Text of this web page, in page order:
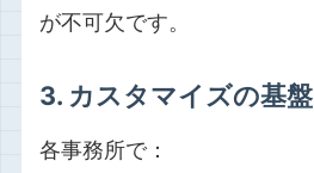
が不可欠です。
3. カスタマイズの基盤
各事務所で：